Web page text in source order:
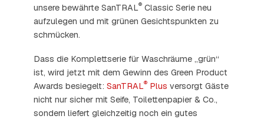
unsere bewährte SanTRAL®Classic Serie neu
aufzulegen und mit grünen Gesichtspunkten zu
schmücken.
Dass die Komplettserie für Waschräume „grün“
ist, wird jetzt mit dem Gewinn des Green Product
Awards besiegelt: SanTRAL®Plus versorgt Gäste
nicht nur sicher mit Seife, Toilettenpapier & Co.,
sondern liefert gleichzeitig noch ein gutes